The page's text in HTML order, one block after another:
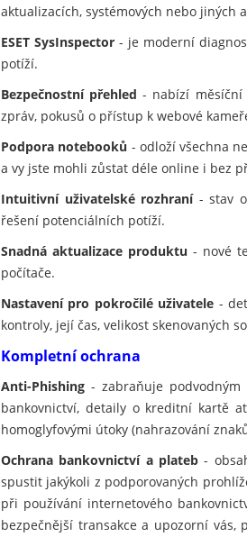
aktualizacích, systémových nebo jiných
ESET SysInspector - je moderní
potíží.
Bezpečnostní přehled - nabízí měsíční
zpráv, pokusů o přístup k webové
Podpora notebooků - odloží všechna
a vy jste mohli zůstat déle online i bez
Intuitivní uživatelské rozhraní- stav
řešení potenciálních potíží.
Snadná aktualizace produktu - nové
počítače.
Nastavení pro pokročilé uživatele -
kontroly, její čas, velikost skenovaných
Kompletní ochrana
Anti-Phishing - zabraňuje
bankovnictví, detaily o kreditní kartě
homoglyfovými útoky (nahrazování
Ochrana bankovnictví a plateb -
spustit jakýkoli z podporovaných
při používání internetového
bezpečnější transakce a upozorní vás,